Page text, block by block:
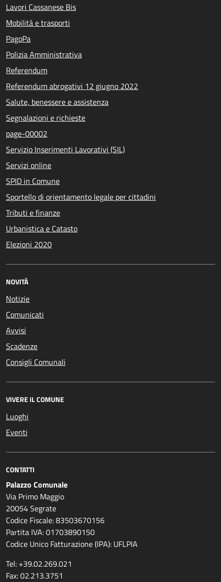
Lavori Cassanese Bis
Mobilità e trasporti
PagoPa
Polizia Amministrativa
Referendum
Referendum abrogativi 12 giugno 2022
Salute, benessere e assistenza
Segnalazioni e richieste
page-00002
Servizio Inserimenti Lavorativi (SIL)
Servizi online
SPID in Comune
Sportello di orientamento legale per cittadini
Tributi e finanze
Urbanistica e Catasto
Elezioni 2020
NOVITÀ
Notizie
Comunicati
Avvisi
Scadenze
Consigli Comunali
VIVERE IL COMUNE
Luoghi
Eventi
CONTATTI
Palazzo Comunale
Via Primo Maggio
20054 Segrate
Codice Fiscale: 83503670156
Partita IVA: 01703890150
Codice Unico Fatturazione (IPA): UFLPIA
Tel: +39.02.269.021
Fax: 02.213.3751